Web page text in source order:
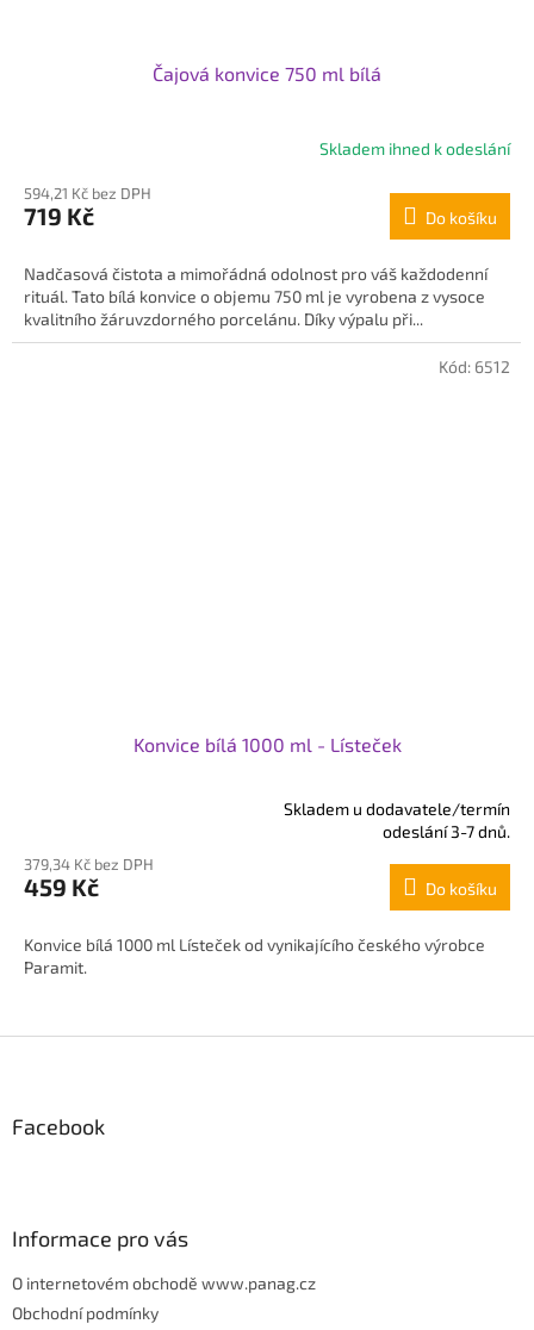
Čajová konvice 750 ml bílá
produktu
je
z
hvězdiček.
Skladem ihned k odeslání
594,21 Kč bez DPH
719 Kč Do košíku
Nadčasová čistota a mimořádná odolnost pro váš každodenní
rituál. Tato bílá konvice o objemu 750 ml je vyrobena z vysoce
kvalitního žáruvzdorného porcelánu. Díky výpalu při...
Konvice bílá 1000 ml - Lísteček
produktu
je
z
5
Skladem u dodavatele/termín
odeslání 3-7 dnů.
379,34 Kč bez DPH
459 Kč Do košíku
Konvice bílá 1000 ml Lísteček od vynikajícího českého výrobce
Paramit.
Kód: 6512
p
aFacebook
Informace pro vás
O internetovém obchodě www.panag.cz
Obchodní podmínky